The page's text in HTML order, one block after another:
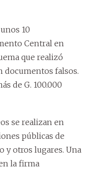
10
Central en
que realizó
documentos falsos.
de G. 100.000
se realizan en
públicas de
y otros lugares. Una
la firma